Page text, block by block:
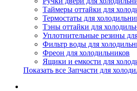
Таймеры оттайки для
Термостаты для
Тэны оттайки для
Уплотнительные резины
Фильтр воды для
Фреон для холодильников
Ящики и емкости для
Показать все Запчасти для